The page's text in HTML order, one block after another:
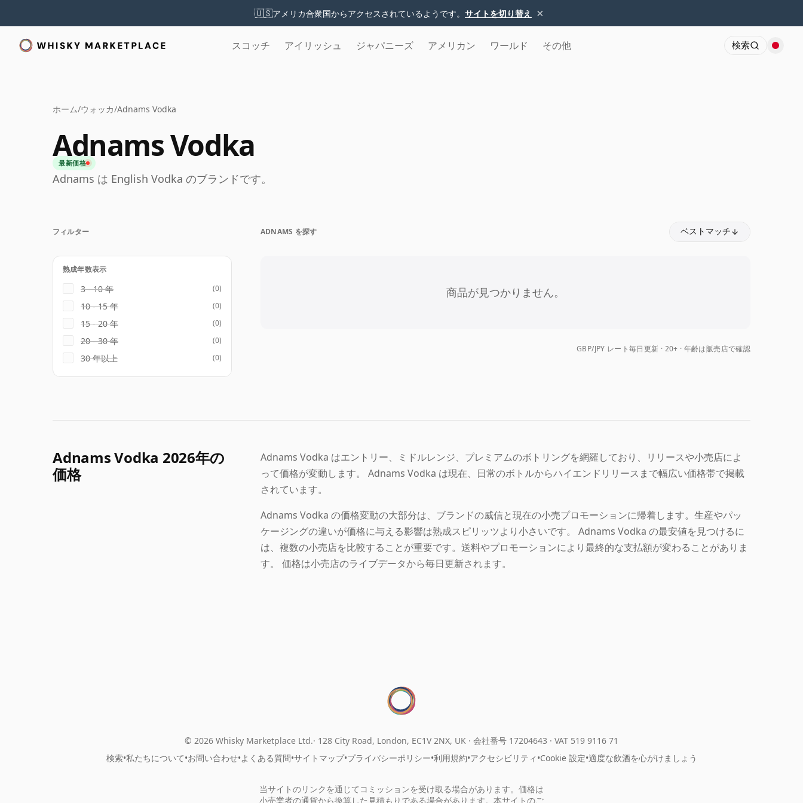
🇺🇸アメリカ合衆国からアクセスされているようです。 サイトを切り替え ×
スコッチ アイリッシュ ジャパニーズ アメリカン ワールド その他 検索
ホーム/ウォッカ/Adnams Vodka
Adnams Vodka
最新価格
Adnams は English Vodka のブランドです。
ADNAMS を探す ベストマッチ
商品が見つかりません。
GBP/JPY レート毎日更新 20+ · 年齢は販売店で確認
フィルター
熟成年数表示
3 - 10 年 (0)
10 - 15 年 (0)
15 - 20 年 (0)
20 - 30 年 (0)
30 年以上 (0)
Adnams Vodka 2026年の
価格
Adnams Vodka はエントリー、ミドルレンジ、プレミアムのボトリングを網羅しており、リリースや小売店によ
って価格が変動します。 Adnams Vodka は現在、日常のボトルからハイエンドリリースまで幅広い価格帯で掲載
されています。
Adnams Vodka の価格変動の大部分は、ブランドの威信と現在の小売プロモーションに帰着します。生産やパッ
ケージングの違いが価格に与える影響は熟成スピリッツより小さいです。 Adnams Vodka の最安値を見つけるに
は、複数の小売店を比較することが重要です。送料やプロモーションにより最終的な支払額が変わることがありま
す。 価格は小売店のライブデータから毎日更新されます。
© 2026 Whisky Marketplace Ltd. 128 City Road, London, EC1V 2NX, UK · 会社番号 17204643 · VAT 519 9116 71
検索•私たちについて•お問い合わせ•よくある質問•サイトマップ•プライバシーポリシー•利用規約•アクセシビリティ •Cookie 設定•適度な飲酒を心がけましょう
当サイトのリンクを通じてコミッションを受け取る場合があります。価格は
小売業者の通貨から換算した見積もりである場合があります。本サイトのご